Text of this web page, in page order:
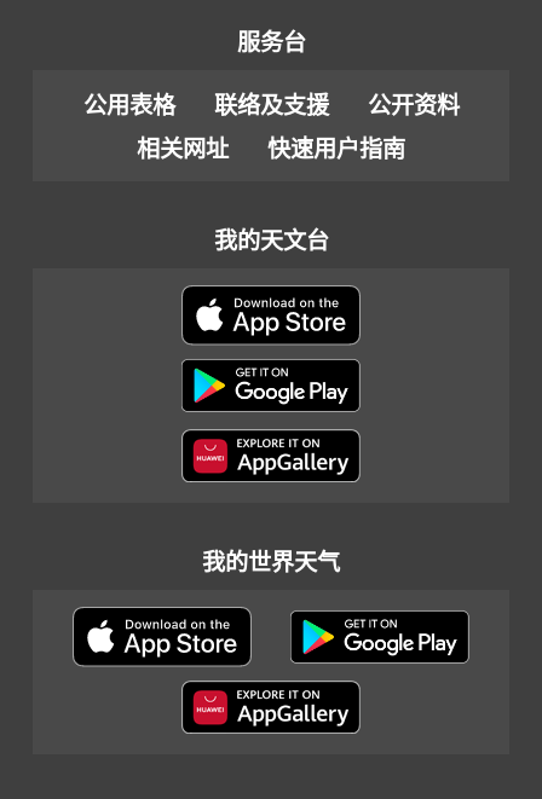
服务台
公用表格 联络及支援
公开资料
相关网址
快速用户指南
我的天文台
我的世界天气